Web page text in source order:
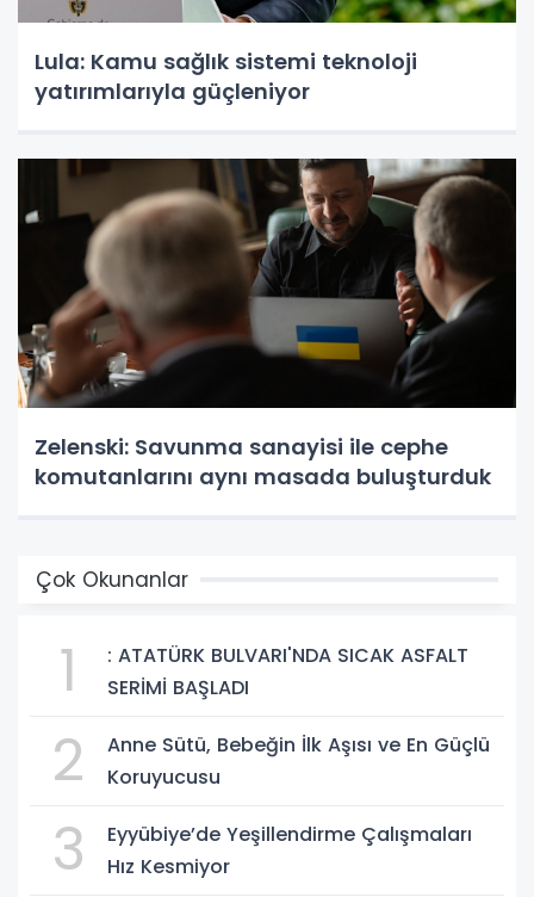
Lula: Kamu sağlık sistemi teknoloji
yatırımlarıyla güçleniyor
Zelenski: Savunma sanayisi ile cephe
komutanlarını aynı masada buluşturduk
Çok Okunanlar
1
: ATATÜRK BULVARI'NDA SICAK ASFALT
SERİMİ BAŞLADI
2
Anne Sütü, Bebeğin İlk Aşısı ve En Güçlü
Koruyucusu
3
Eyyübiye’de Yeşillendirme Çalışmaları
Hız Kesmiyor